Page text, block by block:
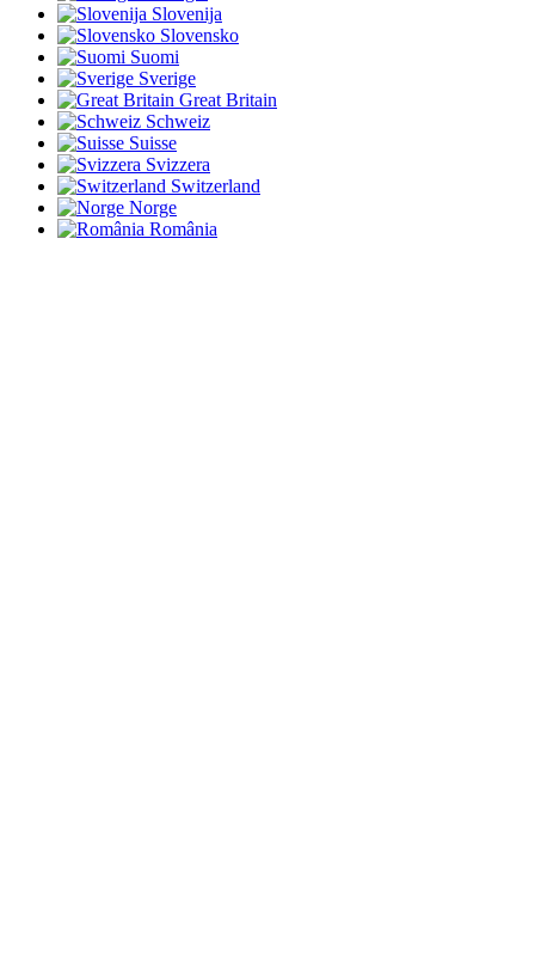
Slovenija
Slovensko
Suomi
Sverige
Great Britain
Schweiz
Suisse
Svizzera
Switzerland
Norge
România